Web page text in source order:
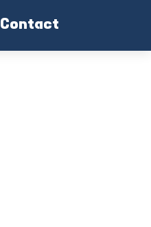
Contact